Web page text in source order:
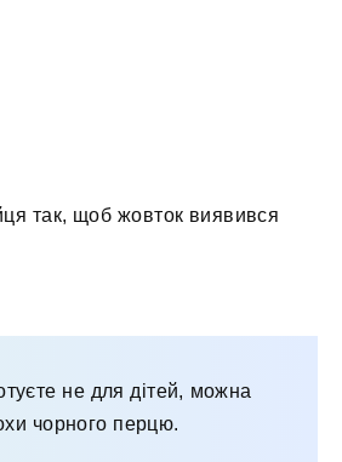
так, щоб жовток виявився
не для дітей, можна
чорного перцю.